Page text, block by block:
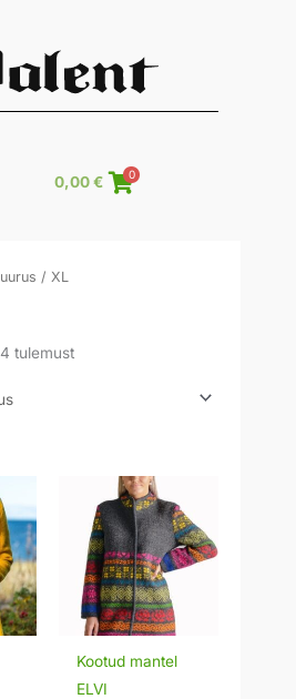
0,00€ 0
/ XL
tulemust
Kootud mantel
ELVI